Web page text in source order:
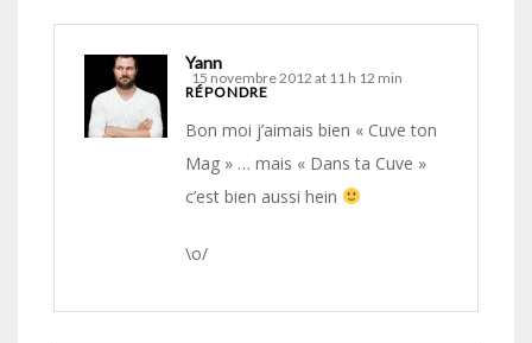
Yann
15 novembre 2012 at 11 h 12 min
RÉPONDRE
Bon moi j’aimais bien « Cuve ton
Mag » … mais « Dans ta Cuve »
c’est bien aussi hein
\o/